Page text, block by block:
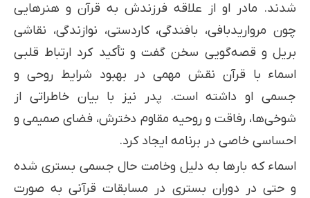
شدند. مادر او از علاقه فرزندش به قرآن و هنرهایی
چون مرواریدبافی، بافندگی، کاردستی، نوازندگی، نقاشی
بریل و قصه‌گویی سخن گفت و تأکید کرد ارتباط قلبی
اسماء با قرآن نقش مهمی در بهبود شرایط روحی و
جسمی او داشته است. پدر نیز با بیان خاطراتی از
شوخی‌ها، رفاقت و روحیه مقاوم دخترش، فضای صمیمی و
احساسی خاصی در برنامه ایجاد کرد.
اسماء که بارها به دلیل وخامت حال جسمی بستری شده
و حتی در دوران بستری در مسابقات قرآنی به صورت